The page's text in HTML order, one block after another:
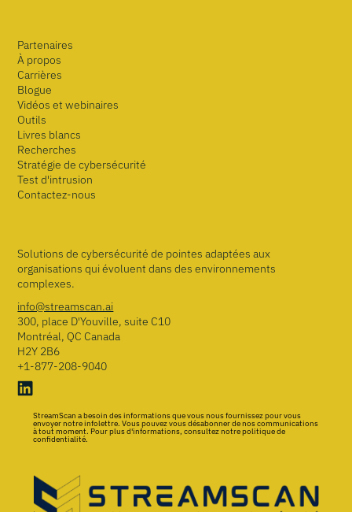
Partenaires
À propos
Carrières
Blogue
Vidéos et webinaires
Outils
Livres blancs
Recherches
Stratégie de cybersécurité
Test d'intrusion
Contactez-nous
Solutions de cybersécurité de pointes adaptées aux
organisations qui évoluent dans des environnements
complexes.
info@streamscan.ai
300, place D'Youville, suite C10
Montréal, QC Canada
H2Y 2B6
+1-877-208-9040
StreamScan a besoin des informations que vous nous fournissez pour vous
envoyer notre infolettre. Vous pouvez vous désabonner de nos communications
à tout moment. Pour plus d'informations, consultez notre politique de
confidentialité.